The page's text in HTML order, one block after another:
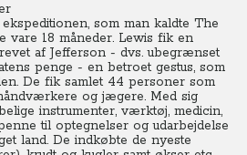
som man kaldte The
vare 18 måneder. Lewis fik en
af Jefferson - dvs. ubegrænset
penge - en betroet gestus, som
De fik samlet 44 personer som
og jægere. Med sig
instrumenter, værktøj, medicin,
til optegnelser og udarbejdelse
land. De indkøbte de nyeste